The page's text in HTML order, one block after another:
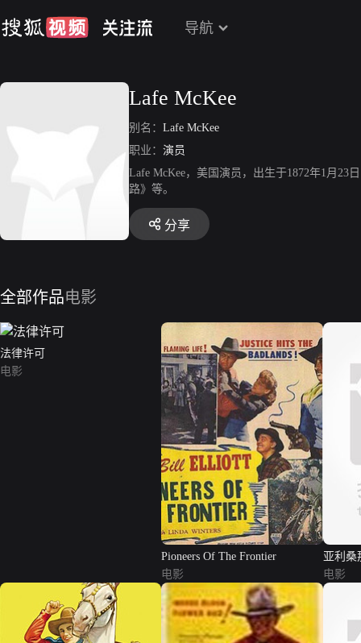
导航
Lafe McKee
别名： Lafe McKee
职业： 演员
Lafe McKee，美国演员，出生于1872年1月23
路》等。
分享
全部作品电影
法律许可
电影
Pioneers Of The Frontier
电影
亚利桑
电影